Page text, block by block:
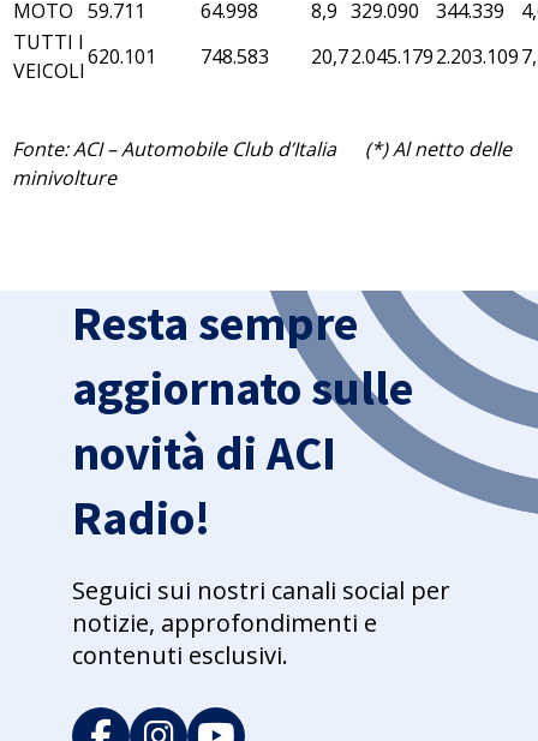
MOTO 59.711 64.998 8,9 329.090 344.339
TUTTI I
VEICOLI
620.101 748.583 20,72.045.1792.203.109
Fonte: ACI – Automobile Club d’Italia (*) Al netto delle
minivolture
Resta sempre
aggiornato sulle
novità di ACI
Radio!
Seguici sui nostri canali social per
notizie, approfondimenti e
contenuti esclusivi.